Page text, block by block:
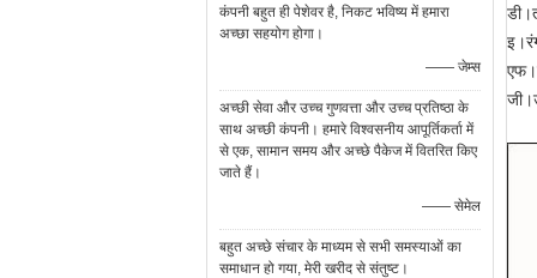
कंपनी बहुत ही पेशेवर है, निकट भविष्य में हमारा
अच्छा सहयोग होगा।
—— जेम्स
अच्छी सेवा और उच्च गुणवत्ता और उच्च प्रतिष्ठा के
साथ अच्छी कंपनी। हमारे विश्वसनीय आपूर्तिकर्ता में
से एक, सामान समय और अच्छे पैकेज में वितरित किए
जाते हैं।
—— सेमेल
बहुत अच्छे संचार के माध्यम से सभी समस्याओं का
समाधान हो गया, मेरी खरीद से संतुष्ट।